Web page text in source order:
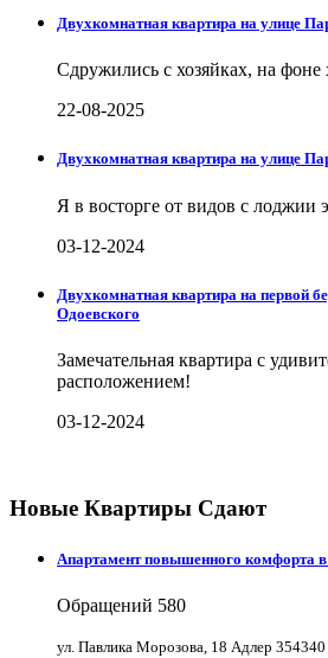
Двухкомнатная квартира на улице
Сдружились с хозяйках, на
22-08-2025
Двухкомнатная квартира на улице
Я в восторге от видов с лоджии
03-12-2024
Двухкомнатная квартира на первой
Одоевского
Замечательная квартира с
расположением!
03-12-2024
Новые Квартиры Сдают
Апартамент повышенного комфорта
Обращений 580
ул. Павлика Морозова, 18 Адлер